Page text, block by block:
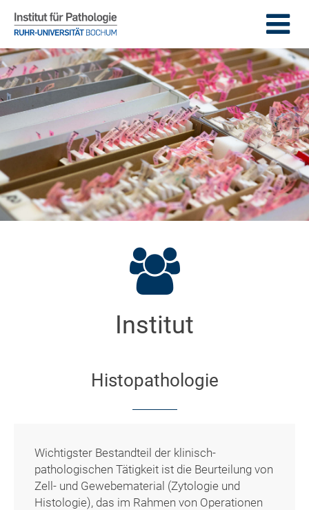
Institut
Histopathologie
Wichtigster Bestandteil der klinisch-
pathologischen Tätigkeit ist die Beurteilung von
Zell- und Gewebematerial (Zytologie und
Histologie), das im Rahmen von Operationen